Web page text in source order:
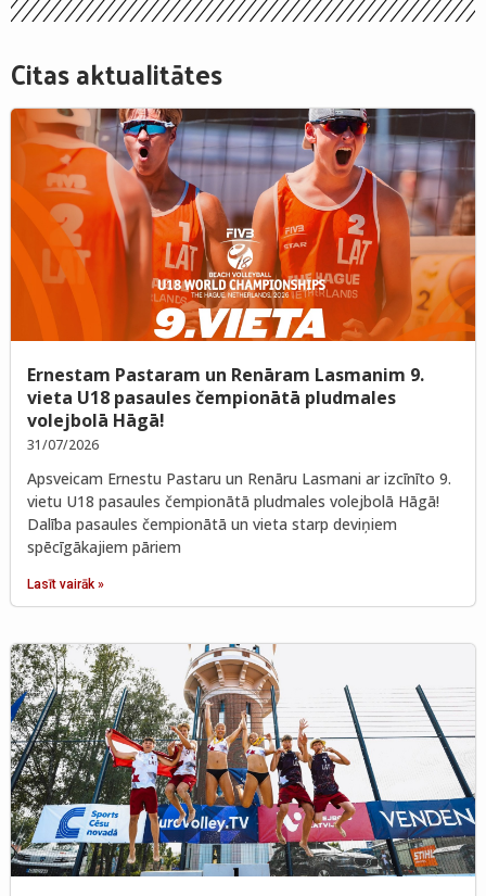
Citas aktualitātes
Ernestam Pastaram un Renāram Lasmanim 9.
vieta U18 pasaules čempionātā pludmales
volejbolā Hāgā!
31/07/2026
Apsveicam Ernestu Pastaru un Renāru Lasmani ar izcīnīto 9.
vietu U18 pasaules čempionātā pludmales volejbolā Hāgā!
Dalība pasaules čempionātā un vieta starp deviņiem
spēcīgākajiem pāriem
Lasīt vairāk »